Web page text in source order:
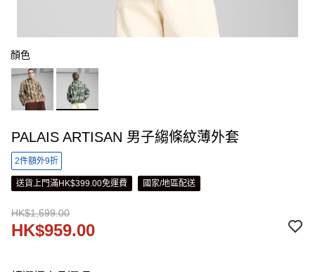
顏色
PALAIS ARTISAN 男子縐條紋薄外套
2件額外9折
送貨上門滿HK$399.00免運費 國家/地區配送
HK$1,599.00
HK$959.00